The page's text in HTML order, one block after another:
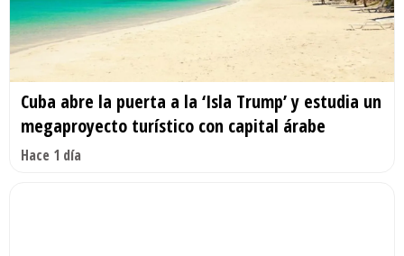
Cuba abre la puerta a la ‘Isla Trump’ y estudia un
megaproyecto turístico con capital árabe
Hace 1 día